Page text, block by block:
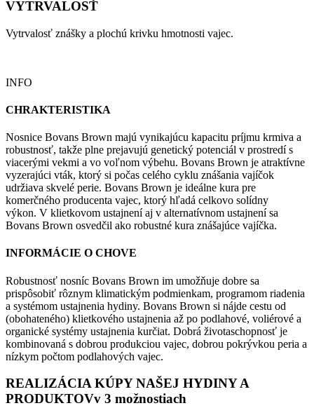
VYTRVALOSŤ
Vytrvalosť znášky a plochú krivku hmotnosti vajec.
INFO
CHRAKTERISTIKA
Nosnice Bovans Brown majú vynikajúcu kapacitu príjmu krmiva a
robustnosť, takže plne prejavujú genetický potenciál v prostredí s
viacerými vekmi a vo voľnom výbehu. Bovans Brown je atraktívne
vyzerajúci vták, ktorý si počas celého cyklu znášania vajíčok
udržiava skvelé perie. Bovans Brown je ideálne kura pre
komerčného producenta vajec, ktorý hľadá celkovo solídny
výkon. V klietkovom ustajnení aj v alternatívnom ustajnení sa
Bovans Brown osvedčil ako robustné kura znášajúce vajíčka.
INFORMÁCIE O CHOVE
Robustnosť nosníc Bovans Brown im umožňuje dobre sa
prispôsobiť rôznym klimatickým podmienkam, programom riadenia
a systémom ustajnenia hydiny. Bovans Brown si nájde cestu od
(obohateného) klietkového ustajnenia až po podlahové, voliérové ​​a
organické systémy ustajnenia kurčiat. Dobrá životaschopnosť je
kombinovaná s dobrou produkciou vajec, dobrou pokrývkou peria a
nízkym počtom podlahových vajec.
REALIZÁCIA KÚPY NAŠEJ HYDINY A
PRODUKTOVv 3 možnostiach